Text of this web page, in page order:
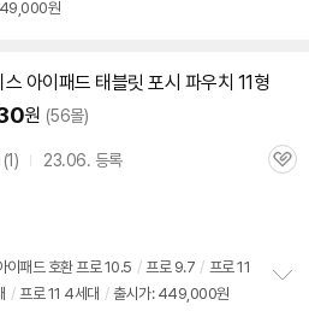
원
스 아이패드 태블릿 포시 파우치 11형
원 (56몰)
(상
1) 23.06. 등록
관
이패드호환프로10.5 / 프로9.7 / 프로11
/ 프로11 4세대 / 출시가: 449,000원 세부정보 열기/접기